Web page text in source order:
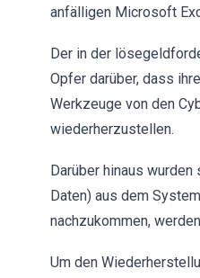
anfälligen Microsoft
Der in der
Opfer darüber, dass
Werkzeuge von den
wiederherzustellen.
Darüber hinaus
Daten) aus dem
nachzukommen,
Um den